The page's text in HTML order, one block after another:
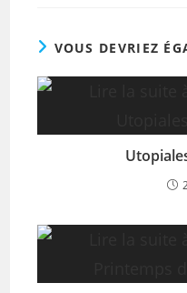
VOUS DEVRIEZ